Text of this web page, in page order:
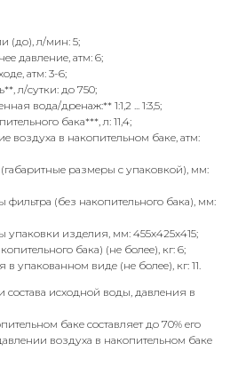
(до), л/мин: 5;
давление, атм: 6;
атм: 3-6;
л/сутки: до 750;
вода/дренаж:** 1:1,2 ... 1:3,5;
бака***, л: 11,4;
воздуха в накопительном баке, атм:
размеры с упаковкой), мм:
фильтра (без накопительного бака), мм:
упаковки изделия, мм: 455х425х415;
бака) (не более), кг: 6;
в упакованном виде (не более), кг: 11.
состава исходной воды, давления в
баке составляет до 70% его
воздуха в накопительном баке